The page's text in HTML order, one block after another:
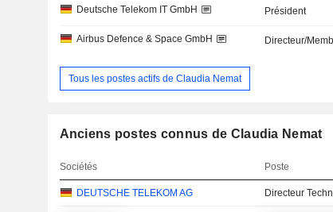
Deutsche Telekom IT GmbH Président
Airbus Defence & Space GmbH Directeur/
Tous les postes actifs de Claudia Nemat
Anciens postes connus de Claudia Nemat
Sociétés Poste
DEUTSCHE TELEKOM AG Directeur